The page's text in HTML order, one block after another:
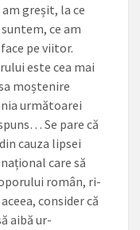
greșit, la ce
ce am
pe viitor.
este cea mai
moștenire
următoarei
Se pare că
cauza lipsei
care să
român, ri­
consider că
aibă ur­